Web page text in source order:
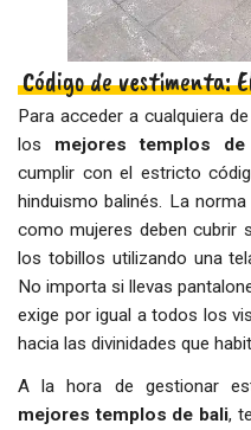
Código de vestimenta:
Para acceder a cualquiera
los mejores templos
cumplir con el estricto
hinduismo balinés. La
como mujeres deben cubrir
los tobillos utilizando una
No importa si llevas
exige por igual a todos los
hacia las divinidades que
A la hora de gestionar
mejores templos de bali,